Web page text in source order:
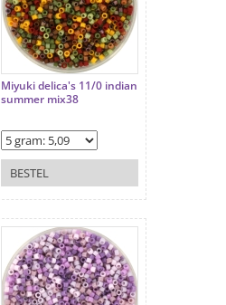
Miyuki delica's 11/0 indian
summer mix38
BESTEL